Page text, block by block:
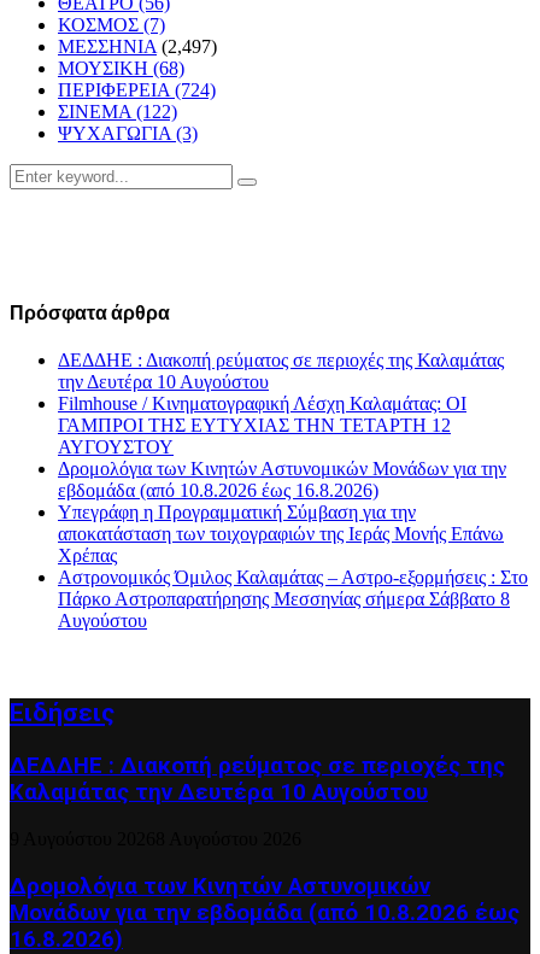
ΚΟΣΜΟΣ (7)
ΜΕΣΣΗΝΙΑ (2,497)
ΜΟΥΣΙΚΗ (68)
ΠΕΡΙΦΕΡΕΙΑ (724)
ΣΙΝΕΜΑ (122)
ΨΥΧΑΓΩΓΙΑ (3)
Search
for:
Search
Πρόσφατα άρθρα
ΔΕΔΔΗΕ : Διακοπή ρεύματος σε περιοχές της Καλαμάτας
την Δευτέρα 10 Αυγούστου
Filmhouse / Κινηματογραφική Λέσχη Καλαμάτας: ΟΙ
ΓΑΜΠΡΟΙ ΤΗΣ ΕΥΤΥΧΙΑΣ ΤΗΝ ΤΕΤΑΡΤΗ 12
ΑΥΓΟΥΣΤΟΥ
Δρομολόγια των Κινητών Αστυνομικών Μονάδων για την
εβδομάδα (από 10.8.2026 έως 16.8.2026)
Υπεγράφη η Προγραμματική Σύμβαση για την
αποκατάσταση των τοιχογραφιών της Ιεράς Μονής Επάνω
Χρέπας
Αστρονομικός Όμιλος Καλαμάτας – Αστρο-εξορμήσεις : Στο
Πάρκο Αστροπαρατήρησης Μεσσηνίας σήμερα Σάββατο 8
Αυγούστου
Ειδήσεις
ΔΕΔΔΗΕ : Διακοπή ρεύματος σε περιοχές της
Καλαμάτας την Δευτέρα 10 Αυγούστου
Δρομολόγια των Κινητών Αστυνομικών
Μονάδων για την εβδομάδα (από 10.8.2026 έως
16.8.2026)